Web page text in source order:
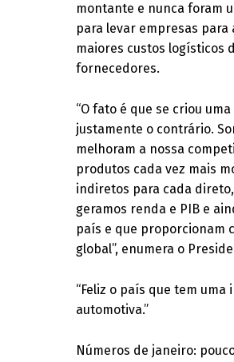
montante e nunca foram
para levar empresas
maiores custos logísticos
fornecedores.
“O fato é que se criou
justamente o contrário.
melhoram a nossa
produtos cada vez mais
indiretos para cada
geramos renda e PIB e
país e que proporcionam
global”, enumera o
“Feliz o país que tem
automotiva.”
Números de janeiro: